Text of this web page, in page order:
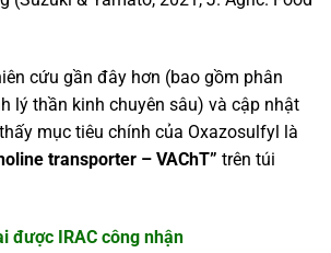
cứu gần đây hơn (bao gồm phân
lý thần kinh chuyên sâu) và cập nhật
mục tiêu chính của Oxazosulfyl là
transporter – VAChT” trên túi
được IRAC công nhận